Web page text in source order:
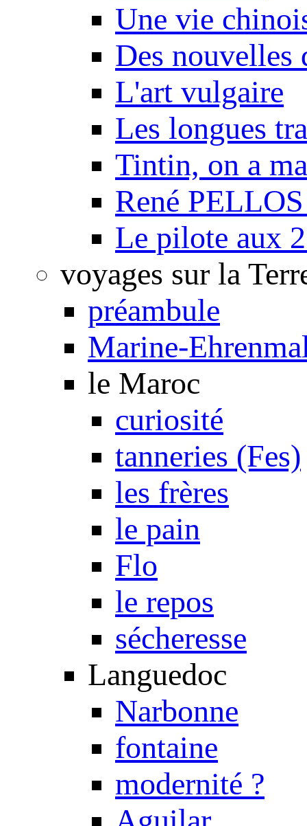
Une vie
Des nouvelles
L'art vulgaire
Les longues
Tintin, on a
René
Le pilote aux
voyages sur la
préambule
Marine-
le Maroc
curiosité
tanneries (Fes)
les frères
le pain
Flo
le repos
sécheresse
Languedoc
Narbonne
fontaine
modernité ?